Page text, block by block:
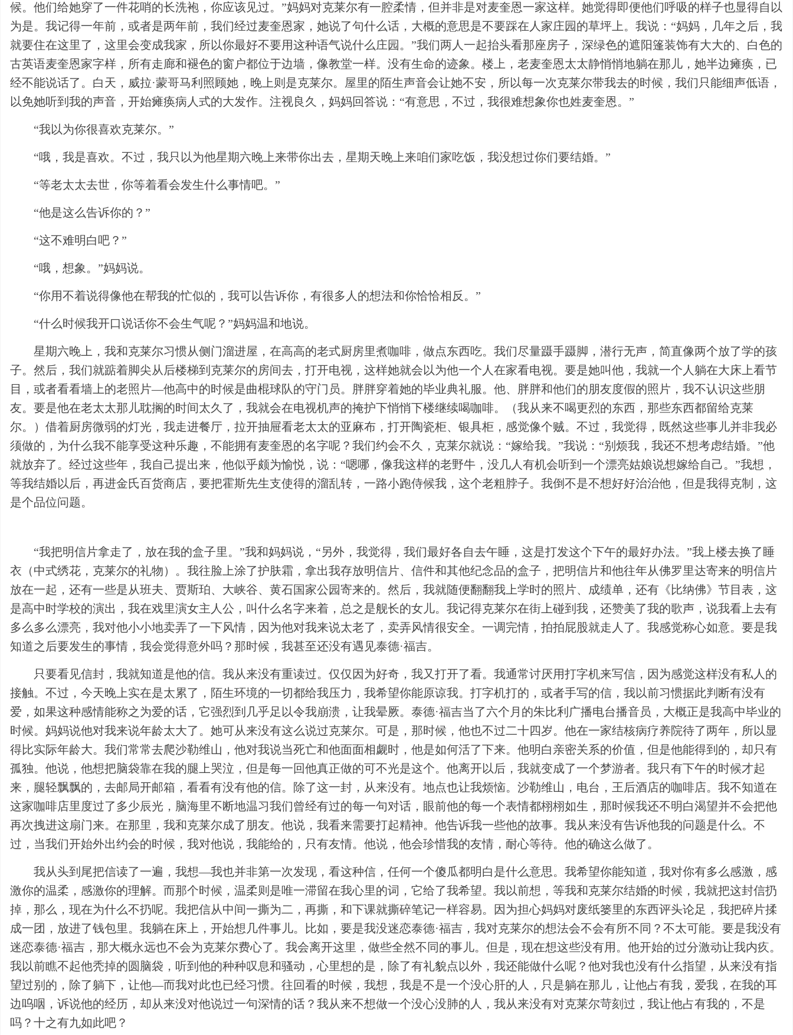
候。他们给她穿了一件花哨的长洗袍，你应该见过。”妈妈对克莱尔有一腔柔情，但并非是对麦奎恩一家这样。她觉得即便他们呼吸的样子也显得自以
为是。我记得一年前，或者是两年前，我们经过麦奎恩家，她说了句什么话，大概的意思是不要踩在人家庄园的草坪上。我说：“妈妈，几年之后，我
就要住在这里了，这里会变成我家，所以你最好不要用这种语气说什么庄园。”我们两人一起抬头看那座房子，深绿色的遮阳篷装饰有大大的、白色的
古英语麦奎恩家字样，所有走廊和褪色的窗户都位于边墙，像教堂一样。没有生命的迹象。楼上，老麦奎恩太太静悄悄地躺在那儿，她半边瘫痪，已
经不能说话了。白天，威拉·蒙哥马利照顾她，晚上则是克莱尔。屋里的陌生声音会让她不安，所以每一次克莱尔带我去的时候，我们只能细声低语，
以免她听到我的声音，开始瘫痪病人式的大发作。注视良久，妈妈回答说：“有意思，不过，我很难想象你也姓麦奎恩。”
“我以为你很喜欢克莱尔。”
“哦，我是喜欢。不过，我只以为他星期六晚上来带你出去，星期天晚上来咱们家吃饭，我没想过你们要结婚。”
“等老太太去世，你等着看会发生什么事情吧。”
“他是这么告诉你的？”
“这不难明白吧？”
“哦，想象。”妈妈说。
“你用不着说得像他在帮我的忙似的，我可以告诉你，有很多人的想法和你恰恰相反。”
“什么时候我开口说话你不会生气呢？”妈妈温和地说。
星期六晚上，我和克莱尔习惯从侧门溜进屋，在高高的老式厨房里煮咖啡，做点东西吃。我们尽量蹑手蹑脚，潜行无声，简直像两个放了学的孩
子。然后，我们就踮着脚尖从后楼梯到克莱尔的房间去，打开电视，这样她就会以为他一个人在家看电视。要是她叫他，我就一个人躺在大床上看节
目，或者看看墙上的老照片—他高中的时候是曲棍球队的守门员。胖胖穿着她的毕业典礼服。他、胖胖和他们的朋友度假的照片，我不认识这些朋
友。要是他在老太太那儿耽搁的时间太久了，我就会在电视机声的掩护下悄悄下楼继续喝咖啡。（我从来不喝更烈的东西，那些东西都留给克莱
尔。）借着厨房微弱的灯光，我走进餐厅，拉开抽屉看老太太的亚麻布，打开陶瓷柜、银具柜，感觉像个贼。不过，我觉得，既然这些事儿并非我必
须做的，为什么我不能享受这种乐趣，不能拥有麦奎恩的名字呢？我们约会不久，克莱尔就说：“嫁给我。”我说：“别烦我，我还不想考虑结婚。”他
就放弃了。经过这些年，我自己提出来，他似乎颇为愉悦，说：“嗯哪，像我这样的老野牛，没几人有机会听到一个漂亮姑娘说想嫁给自己。”我想，
等我结婚以后，再进金氏百货商店，要把霍斯先生支使得的溜乱转，一路小跑侍候我，这个老粗脖子。我倒不是不想好好治治他，但是我得克制，这
是个品位问题。
“我把明信片拿走了，放在我的盒子里。”我和妈妈说，“另外，我觉得，我们最好各自去午睡，这是打发这个下午的最好办法。”我上楼去换了睡
衣（中式绣花，克莱尔的礼物）。我往脸上涂了护肤霜，拿出我存放明信片、信件和其他纪念品的盒子，把明信片和他往年从佛罗里达寄来的明信片
放在一起，还有一些是从班夫、贾斯珀、大峡谷、黄石国家公园寄来的。然后，我就随便翻翻我上学时的照片、成绩单，还有《比纳佛》节目表，这
是高中时学校的演出，我在戏里演女主人公，叫什么名字来着，总之是舰长的女儿。我记得克莱尔在街上碰到我，还赞美了我的歌声，说我看上去有
多么多么漂亮，我对他小小地卖弄了一下风情，因为他对我来说太老了，卖弄风情很安全。一调完情，拍拍屁股就走人了。我感觉称心如意。要是我
知道之后要发生的事情，我会觉得意外吗？那时候，我甚至还没有遇见泰德·福吉。
只要看见信封，我就知道是他的信。我从来没有重读过。仅仅因为好奇，我又打开了看。我通常讨厌用打字机来写信，因为感觉这样没有私人的
接触。不过，今天晚上实在是太累了，陌生环境的一切都给我压力，我希望你能原谅我。打字机打的，或者手写的信，我以前习惯据此判断有没有
爱，如果这种感情能称之为爱的话，它强烈到几乎足以令我崩溃，让我晕厥。泰德·福吉当了六个月的朱比利广播电台播音员，大概正是我高中毕业的
时候。妈妈说他对我来说年龄太大了。她可从来没有这么说过克莱尔。可是，那时候，他也不过二十四岁。他在一家结核病疗养院待了两年，所以显
得比实际年龄大。我们常常去爬沙勒维山，他对我说当死亡和他面面相觑时，他是如何活了下来。他明白亲密关系的价值，但是他能得到的，却只有
孤独。他说，他想把脑袋靠在我的腿上哭泣，但是每一回他真正做的可不光是这个。他离开以后，我就变成了一个梦游者。我只有下午的时候才起
来，腿轻飘飘的，去邮局开邮箱，看看有没有他的信。除了这一封，从来没有。地点也让我烦恼。沙勒维山，电台，王后酒店的咖啡店。我不知道在
这家咖啡店里度过了多少辰光，脑海里不断地温习我们曾经有过的每一句对话，眼前他的每一个表情都栩栩如生，那时候我还不明白渴望并不会把他
再次拽进这扇门来。在那里，我和克莱尔成了朋友。他说，我看来需要打起精神。他告诉我一些他的故事。我从来没有告诉他我的问题是什么。不
过，当我们开始外出约会的时候，我对他说，我能给的，只有友情。他说，他会珍惜我的友情，耐心等待。他的确这么做了。
我从头到尾把信读了一遍，我想—我也并非第一次发现，看这种信，任何一个傻瓜都明白是什么意思。我希望你能知道，我对你有多么感激，感
激你的温柔，感激你的理解。而那个时候，温柔则是唯一滞留在我心里的词，它给了我希望。我以前想，等我和克莱尔结婚的时候，我就把这封信扔
掉，那么，现在为什么不扔呢。我把信从中间一撕为二，再撕，和下课就撕碎笔记一样容易。因为担心妈妈对废纸篓里的东西评头论足，我把碎片揉
成一团，放进了钱包里。我躺在床上，开始想几件事儿。比如，要是我没迷恋泰德·福吉，我对克莱尔的想法会不会有所不同？不太可能。要是我没有
迷恋泰德·福吉，那大概永远也不会为克莱尔费心了。我会离开这里，做些全然不同的事儿。但是，现在想这些没有用。他开始的过分激动让我内疚。
我以前瞧不起他秃掉的圆脑袋，听到他的种种叹息和骚动，心里想的是，除了有礼貌点以外，我还能做什么呢？他对我也没有什么指望，从来没有指
望过别的，除了躺下，让他—而我对此也已经习惯。往回看的时候，我想，我是不是一个没心肝的人，只是躺在那儿，让他占有我，爱我，在我的耳
边呜咽，诉说他的经历，却从来没对他说过一句深情的话？我从来不想做一个没心没肺的人，我从来没有对克莱尔苛刻过，我让他占有我的，不是
吗？十之有九如此吧？